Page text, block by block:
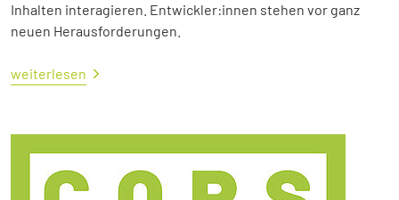
Inhalten interagieren. Entwickler:innen stehen vor ganz
neuen Herausforderungen.
weiterlesen